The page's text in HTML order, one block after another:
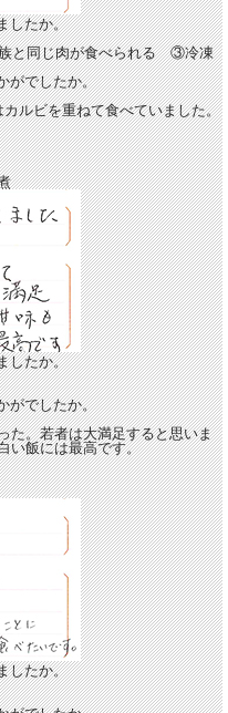
したか。
と同じ肉が食べられる ③冷凍
がでしたか。
カルビを重ねて食べていました。
したか。
がでしたか。
た。若者は大満足すると思いま
い飯には最高です。
したか。